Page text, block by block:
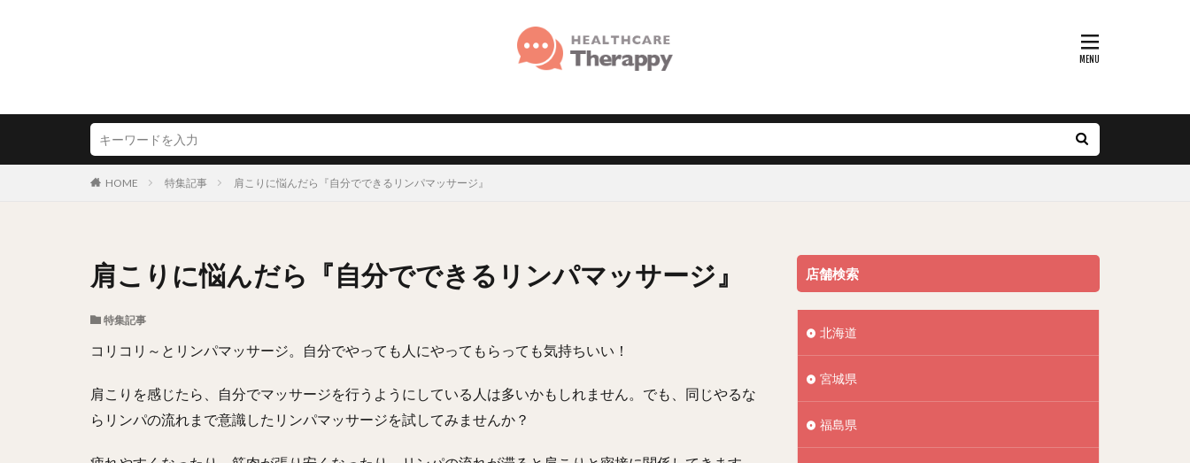
HOME 特集記事 肩こりに悩んだら『自分でできるリンパマッサージ』
肩こりに悩んだら『自分でできるリンパマッサージ』
特集記事
コリコリ～とリンパマッサージ。自分でやっても人にやってもらっても気持ちいい！
肩こりを感じたら、自分でマッサージを行うようにしている人は多いかもしれません。でも、同じやるな
らリンパの流れまで意識したリンパマッサージを試してみませんか？
店舗検索
北海道
宮城県
福島県